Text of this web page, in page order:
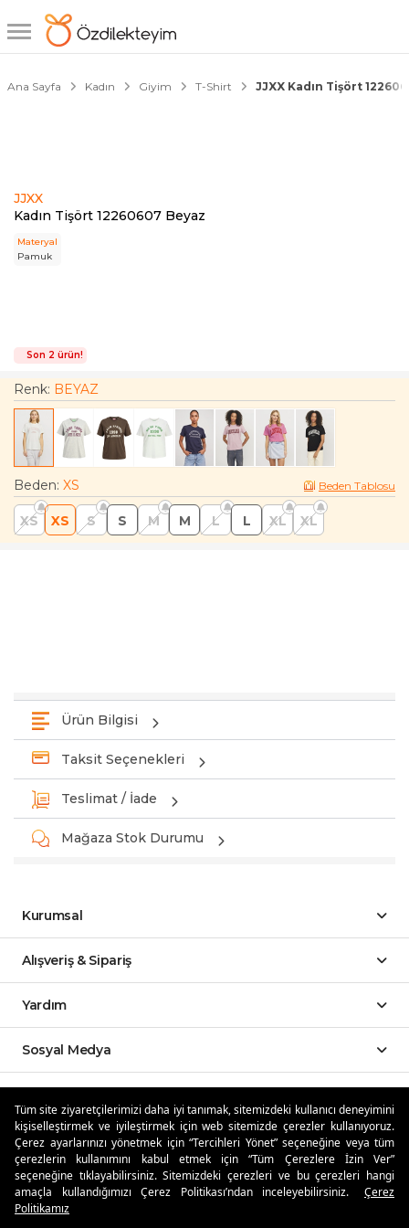
Tüm site ziyaretçilerimizi daha iyi tanımak, sitemizdeki kullanıcı deneyimini
kişiselleştirmek ve iyileştirmek için web sitemizde çerezler kullanıyoruz.
Çerez ayarlarınızı yönetmek için “Tercihleri Yönet” seçeneğine veya tüm
çerezlerin kullanımını kabul etmek için “Tüm Çerezlere İzin Ver”
seçeneğine tıklayabilirsiniz. Sitemizdeki çerezleri ve bu çerezleri hangi
amaçla kullandığımızı Çerez Politikası’ndan inceleyebilirsiniz.
Çerez
Politikamız
Ana Sayfa Kadın Giyim T-Shirt JJXX Kadın Tişört
JJXX
Kadın Tişört 12260607 Beyaz
Materyal
Pamuk
1/4
Son 2 ürün!
Renk: BEYAZ
Beden: XS Beden Tablosu
XS XS S S M M L L XL XL
Ürün Bilgisi
Taksit Seçenekleri
Teslimat / İade
Mağaza Stok Durumu
Kurumsal
Alışveriş & Sipariş
Yardım
Sosyal Medya
Özdilekteyim'de Taksit Avantajları
Güvenli Alışveriş